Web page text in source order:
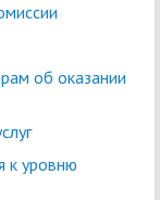
об оказании
к уровню